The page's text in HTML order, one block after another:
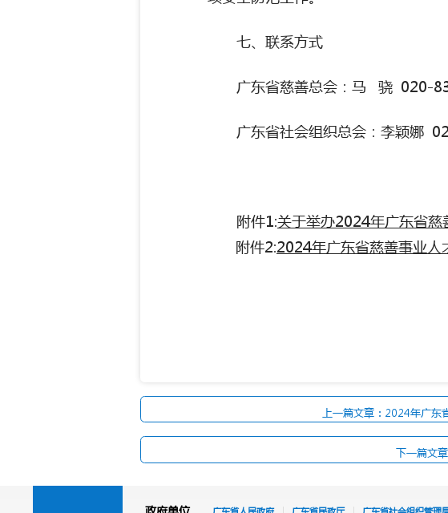
七、联系方式
广东省慈善总会：马 骁 020-
广东省社会组织总会：李颖娜
附件1:关于举办2024年广东省
附件2:2024年广东省慈善事业
上一篇文章：2024年广
下一篇文
政府单位